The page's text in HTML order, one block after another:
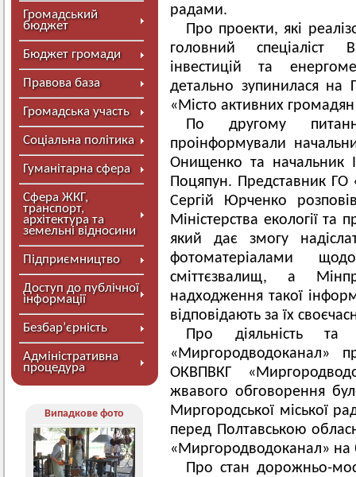
Громадський
бюджет
Бюджет громади
Правова база
Громадська участь
Соціальна політика
Гуманітарна сфера
Сфера ЖКГ,
транспорт,
архітектура та
земельні відносини
Підприємництво
Доступ до публічної
інформації
Безбар’єрність
Адміністративна
процедура
Випадкове фото
радами.
Про проекти, які
головний спеціаліст
інвестицій та
детально зупинилася на
«Місто активних
По другому
проінформували
Онищенко та начальник
Поцяпун. Представник ГО
Сергій Юрченко
Міністерства екології та
який дає змогу
фотоматеріалами
сміттєзвалищ, а
надходження такої
відповідають за їх
Про діяльність
«Миргородводоканал»
ОКВПВКГ
жвавого обговорення
Миргородської міської
перед Полтавською
«Миргородводоканал» на
Про стан дорожньо-